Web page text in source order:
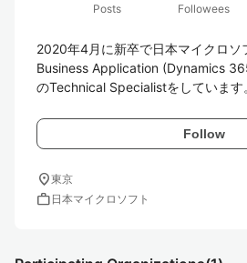
Posts
Followees
2020年4月に新卒で日本マイクロソ
Business Application (Dynamics
のTechnical Specialistをしています
Follow
location_on東京
work 日本マイクロソフト